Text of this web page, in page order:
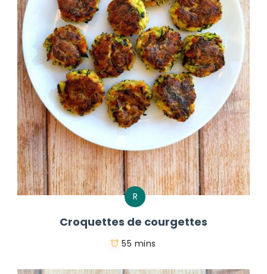
R
Croquettes de courgettes
55 mins